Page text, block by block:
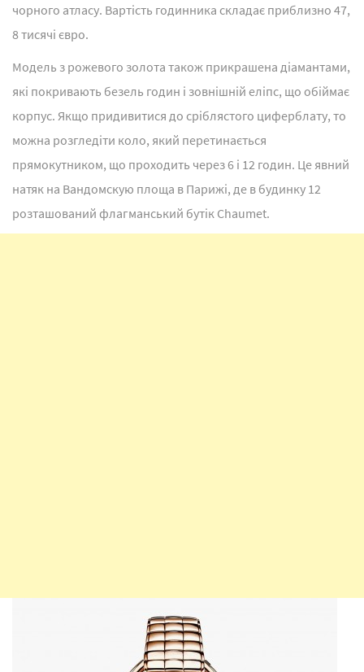
чорного атласу. Вартість годинника складає приблизно 47,
8 тисячі євро.
Модель з рожевого золота також прикрашена діамантами,
які покривають безель годин і зовнішній еліпс, що обіймає
корпус. Якщо придивитися до сріблястого циферблату, то
можна розгледіти коло, який перетинається
прямокутником, що проходить через 6 і 12 годин. Це явний
натяк на Вандомскую площа в Парижі, де в будинку 12
розташований флагманський бутік Chaumet.